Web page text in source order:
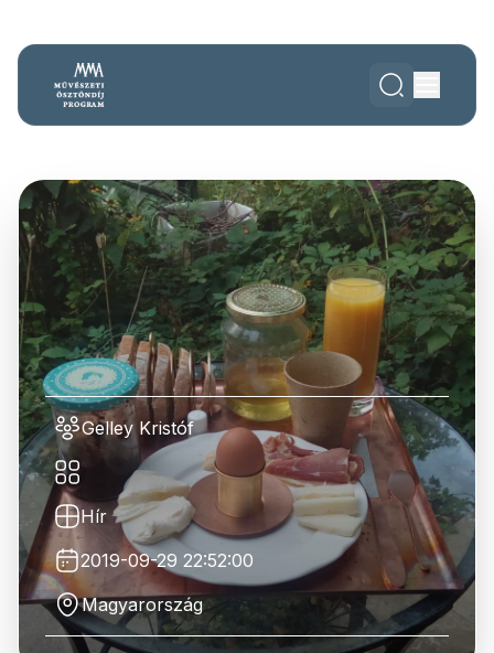
Gelley Kristóf
Hír
2019-09-29 22:52:00
Magyarország